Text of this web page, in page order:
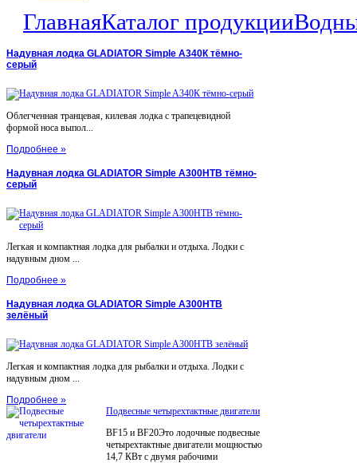
ГлавнаяКаталог продукции
Надувная лодка GLADIATOR Simple A340К тёмно-
серый
Облегченная транцевая, килевая лодка с трапецевидной
формой носа выпол...
Подробнее »
Надувная лодка GLADIATOR Simple A300НТВ тёмно-
серый
Легкая и компактная лодка для рыбалки и отдыха. Лодки с
надувным дном ...
Подробнее »
Надувная лодка GLADIATOR Simple A300НТВ
зелёный
Легкая и компактная лодка для рыбалки и отдыха. Лодки с
надувным дном ...
Подробнее »
Подвесные четырехтактные двигатели
BF15 и BF20Это лодочные подвесные
четырехтактные двигатели мощностью
14,7 КВт с двумя рабочими